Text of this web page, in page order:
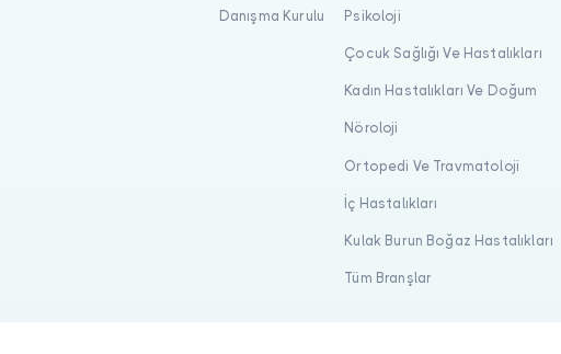
Danışma Kurulu Psikoloji
Çocuk Sağlığı Ve Hastalıkları
Kadın Hastalıkları Ve Doğum
Nöroloji
Ortopedi Ve Travmatoloji
İç Hastalıkları
Kulak Burun Boğaz Hastalıkları
Tüm Branşlar